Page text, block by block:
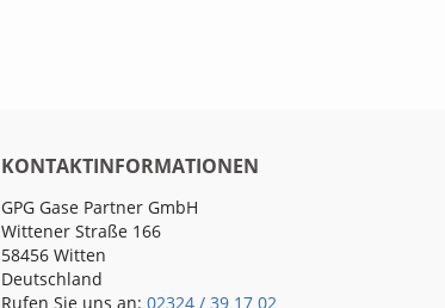
KONTAKTINFORMATIONEN
GPG Gase Partner GmbH
Wittener Straße 166
58456 Witten
Deutschland
Rufen Sie uns an: 02324 / 39 17 02